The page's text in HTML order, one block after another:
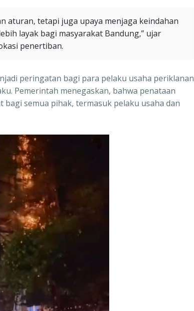
aturan, tetapi juga upaya menjaga keindahan
layak bagi masyarakat Bandung,” ujar
penertiban.
peringatan bagi para pelaku usaha periklanan
Pemerintah menegaskan, bahwa penataan
semua pihak, termasuk pelaku usaha dan